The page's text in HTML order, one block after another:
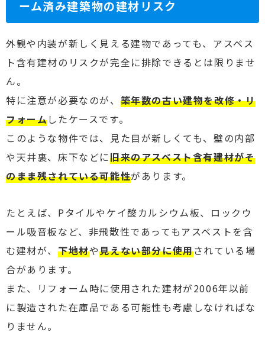
ーム済み建築物の建材リスク
外観や内装が新しく見える建物であっても、アスベス
ト含有建材のリスクが完全に排除できるとは限りませ
ん。
特に注意が必要なのが、 築年数の古い建物を改修・リ
フォームしたケースです。
このような物件では、見た目が新しくても、壁の内部
や天井裏、床下などに旧来のアスベスト含有建材がそ
のまま残されている可能性があります。
たとえば、Pタイルやケイ酸カルシウム板、ロックウ
ール吸音板など、非飛散性であってもアスベストを含
む建材が、 下地材や見えない部分に使用されている場
合があります。
また、リフォーム時に使用された建材が2006年以前
に製造された在庫品である可能性も考慮しなければな
りません。